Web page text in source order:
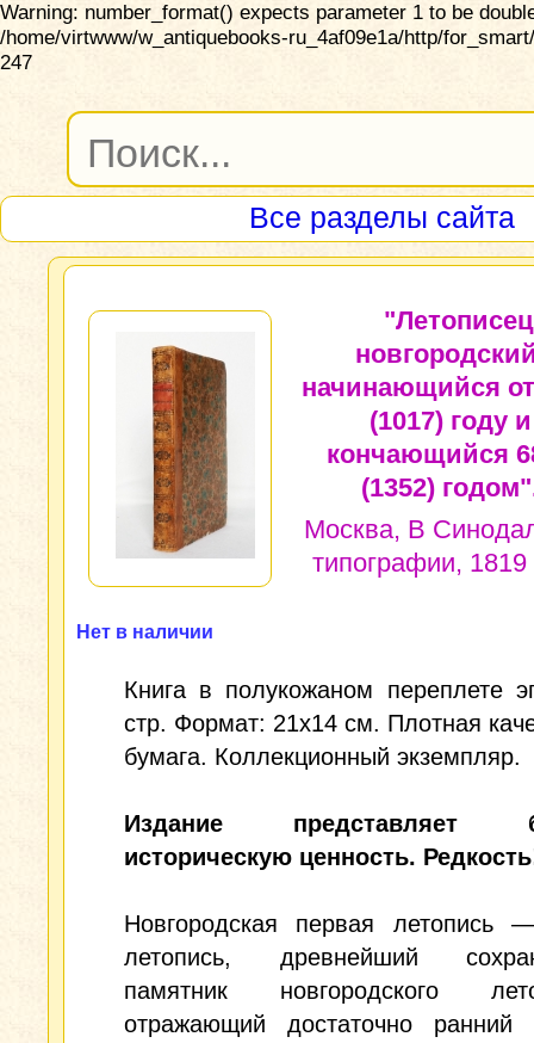
Warning: number_format() expects parameter 1 to be
/home/virtwww/w_antiquebooks-ru_4af09e1a/http/
247
Все разделы сайта
"Летописец
начинающийся
(1017) году и
кончающийся
(1352)
Москва, В
типографии, 1819
Нет в наличии
Книга в полукожаном переплете
стр. Формат: 21x14 см. Плотная
бумага. Коллекционный экземпляр.
Издание представляет
историческую ценность.
Новгородская первая летопись
летопись, древнейший
памятник новгородского
отражающий достаточно ранний